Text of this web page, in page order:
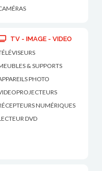
TV - IMAGE - VIDEO
& SUPPORTS
PHOTO
NUMÉRIQUES
DVD